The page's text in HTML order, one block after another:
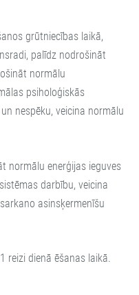
grūtniecības laikā,
palīdz nodrošināt
normālu
psiholoģiskās
nespēku, veicina normālu
normālu enerģijas ieguves
darbību, veicina
asinsķermenīšu
reizi dienā ēšanas laikā.